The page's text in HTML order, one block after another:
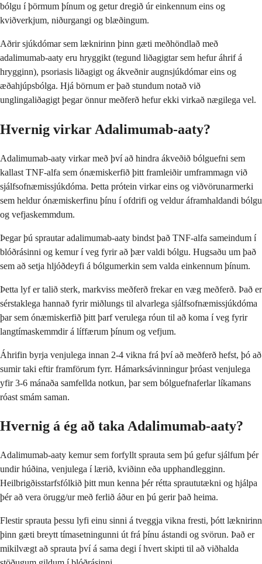
bólgu í þörmum þínum og getur dregið úr einkennum eins og
kviðverkjum, niðurgangi og blæðingum.
Aðrir sjúkdómar sem læknirinn þinn gæti meðhöndlað með
adalimumab-aaty eru hryggikt (tegund liðagigtar sem hefur áhrif á
hrygginn), psoriasis liðagigt og ákveðnir augnsjúkdómar eins og
æðahjúpsbólga. Hjá börnum er það stundum notað við
unglingaliðagigt þegar önnur meðferð hefur ekki virkað nægilega vel.
Hvernig virkar Adalimumab-aaty?
Adalimumab-aaty virkar með því að hindra ákveðið bólguefni sem
kallast TNF-alfa sem ónæmiskerfið þitt framleiðir umframmagn við
sjálfsofnæmissjúkdóma. Þetta prótein virkar eins og viðvörunarmerki
sem heldur ónæmiskerfinu þínu í ofdrifi og veldur áframhaldandi bólgu
og vefjaskemmdum.
Þegar þú sprautar adalimumab-aaty bindst það TNF-alfa sameindum í
blóðrásinni og kemur í veg fyrir að þær valdi bólgu. Hugsaðu um það
sem að setja hljóðdeyfi á bólgumerkin sem valda einkennum þínum.
Þetta lyf er talið sterk, markviss meðferð frekar en væg meðferð. Það er
sérstaklega hannað fyrir miðlungs til alvarlega sjálfsofnæmissjúkdóma
þar sem ónæmiskerfið þitt þarf verulega róun til að koma í veg fyrir
langtímaskemmdir á líffærum þínum og vefjum.
Áhrifin byrja venjulega innan 2-4 vikna frá því að meðferð hefst, þó að
sumir taki eftir framförum fyrr. Hámarksávinningur þróast venjulega
yfir 3-6 mánaða samfellda notkun, þar sem bólguefnaferlar líkamans
róast smám saman.
Hvernig á ég að taka Adalimumab-aaty?
Adalimumab-aaty kemur sem forfyllt sprauta sem þú gefur sjálfum þér
undir húðina, venjulega í lærið, kviðinn eða upphandlegginn.
Heilbrigðisstarfsfólkið þitt mun kenna þér rétta spraututækni og hjálpa
þér að vera örugg/ur með ferlið áður en þú gerir það heima.
Flestir sprauta þessu lyfi einu sinni á tveggja vikna fresti, þótt læknirinn
þinn gæti breytt tímasetningunni út frá þínu ástandi og svörun. Það er
mikilvægt að sprauta því á sama degi í hvert skipti til að viðhalda